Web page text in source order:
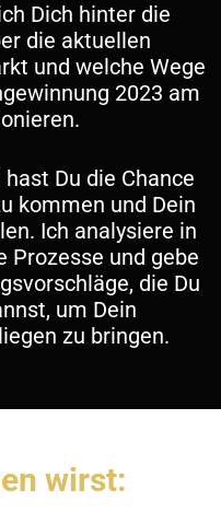
Dich hinter die
die aktuellen
und welche Wege
2023 am
Du die Chance
kommen und Dein
Ich analysiere in
Prozesse und gebe
die Du
um Dein
zu bringen.
wirst: